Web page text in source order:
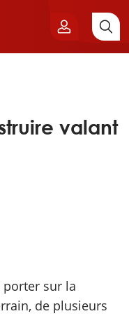
valant
sur la
de plusieurs